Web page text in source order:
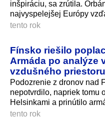
inšpiráciu, sa zrútila.
najvyspelejšej Európy
tento rok
Fínsko riešilo
Armáda po analýze
vzdušného priestoru
Podozrenie z dronov nad
nepotvrdilo, napriek tomu
Helsinkami a prinútilo
tento rok